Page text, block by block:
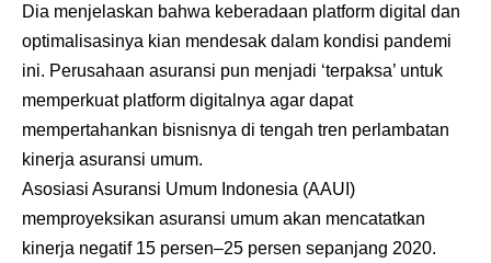
Dia menjelaskan bahwa keberadaan platform digital dan
optimalisasinya kian mendesak dalam kondisi pandemi
ini. Perusahaan asuransi pun menjadi ‘terpaksa’ untuk
memperkuat platform digitalnya agar dapat
mempertahankan bisnisnya di tengah tren perlambatan
kinerja asuransi umum.
Asosiasi Asuransi Umum Indonesia (AAUI)
memproyeksikan asuransi umum akan mencatatkan
kinerja negatif 15 persen–25 persen sepanjang 2020.